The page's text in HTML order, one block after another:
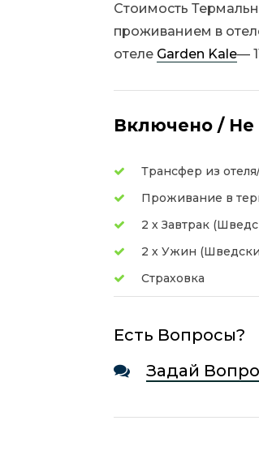
Стоимость
проживанием в
отеле Garden Kale—
Включено /
Трансфер из
Проживание в
2 х Завтрак
2 х Ужин
Страховка
Есть Вопросы?
Задай